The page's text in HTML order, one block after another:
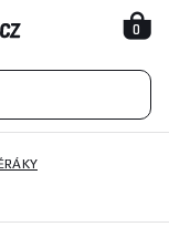
0